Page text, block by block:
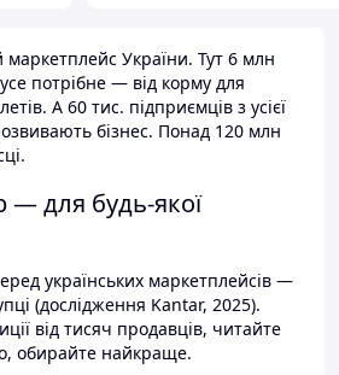
України. Тут 6 млн
потрібне — від корму для
А 60 тис. підприємців з усієї
бізнес. Понад 120 млн
— для будь-якої
українських маркетплейсів —
(дослідження Kantar, 2025).
від тисяч продавців, читайте
обирайте найкраще.